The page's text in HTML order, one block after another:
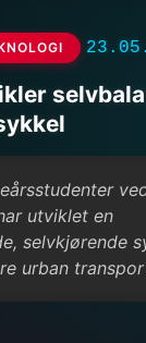
utviklet en
selvkjørende
urban